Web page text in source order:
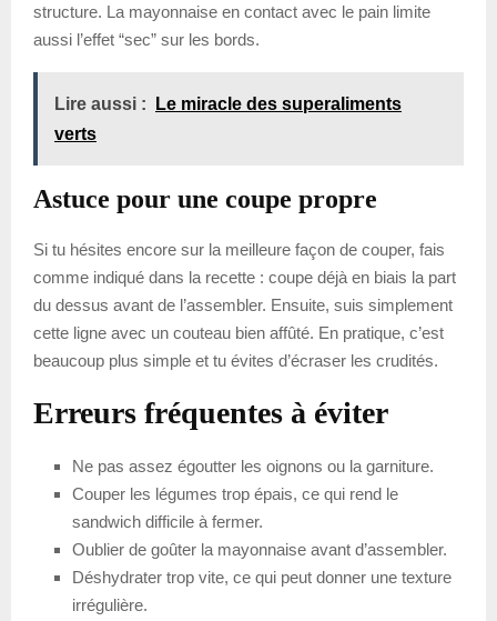
structure. La mayonnaise en contact avec le pain limite
aussi l’effet “sec” sur les bords.
Lire aussi :
Le miracle des superaliments
verts
Astuce pour une coupe propre
Si tu hésites encore sur la meilleure façon de couper, fais
comme indiqué dans la recette : coupe déjà en biais la part
du dessus avant de l’assembler. Ensuite, suis simplement
cette ligne avec un couteau bien affûté. En pratique, c’est
beaucoup plus simple et tu évites d’écraser les crudités.
Erreurs fréquentes à éviter
Ne pas assez égoutter les oignons ou la garniture.
Couper les légumes trop épais, ce qui rend le
sandwich difficile à fermer.
Oublier de goûter la mayonnaise avant d’assembler.
Déshydrater trop vite, ce qui peut donner une texture
irrégulière.